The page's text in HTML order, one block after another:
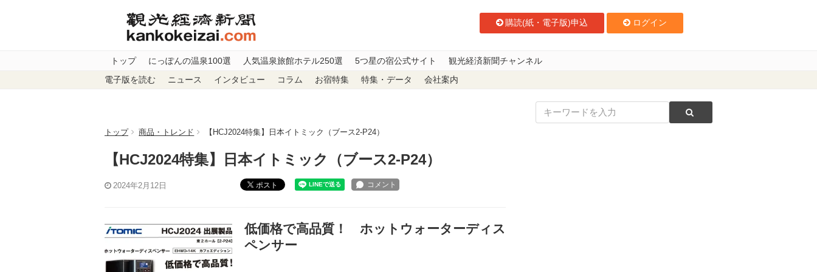
購読(紙・電子版)申込 ログイン
トップ にっぽんの温泉100選 人気温泉旅館ホテル250選 5つ星の宿公式サイト 観光経済新聞チャンネル
電子版を読む ニュース インタビュー コラム お宿特集 特集・データ 会社案内
トップ 商品・トレンド 【HCJ2024特集】日本イトミック（ブース2-P24）
【HCJ2024特集】日本イトミック（ブース2-P24）
2024年2月12日 ポスト
低価格で高品質！ ホットウォーターディス
ペンサー